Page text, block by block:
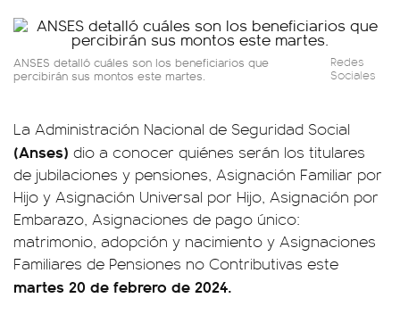
ANSES detalló cuáles son los beneficiarios que
percibirán sus montos este martes.
Redes
Sociales
La Administración Nacional de Seguridad Social
(Anses) dio a conocer quiénes serán los titulares
de jubilaciones y pensiones, Asignación Familiar por
Hijo y Asignación Universal por Hijo, Asignación por
Embarazo, Asignaciones de pago único:
matrimonio, adopción y nacimiento y Asignaciones
Familiares de Pensiones no Contributivas este
martes 20 de febrero de 2024.